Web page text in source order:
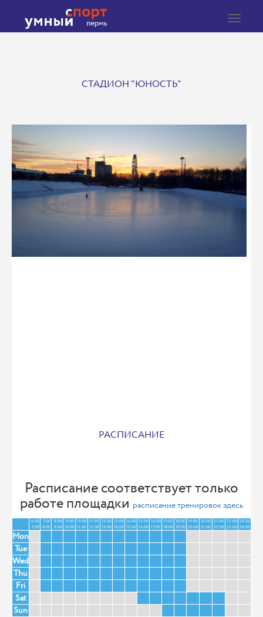
Toggle
СТАДИОН "ЮНОСТЬ"
РАСПИСАНИЕ
Расписание соответствует только
работе площадки расписание тренировок здесь
6:00
7:00
7:00
8:00
8:00
9:00
9:00
10:00
10:00
11:00
11:00
12:00
12:00
13:00
13:00
14:00
14:00
15:00
15:00
16:00
16:00
17:00
17:00
18:00
18:00
19:00
19:00
20:00
20:00
21:00
21:00
22:00
22:00
23:00
23:00
24:00
Mon
Tue
Wed
Thu
Fri
Sat
Sun